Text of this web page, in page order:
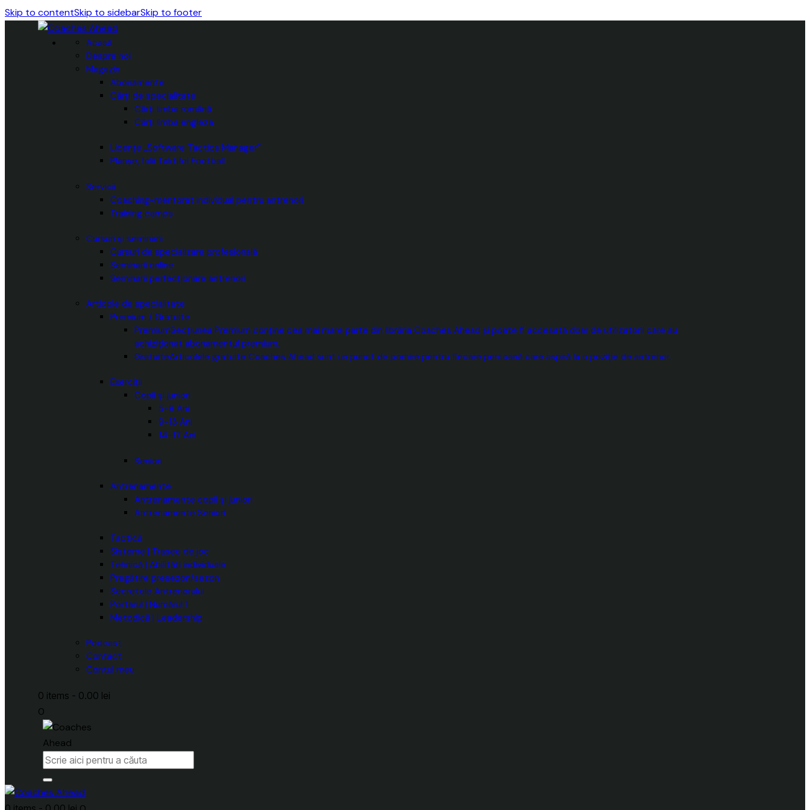
Skip to contentSkip to sidebarSkip to footer
Acasă
Despre noi
Magazin
Abonamente
Cărți de specialitate
Cărți limba română
Cărți limba engleza
Licențe „Software Tactics Manager”
Planșe, folii Taktifol Football
Servicii
Coaching-mentorat individual pentru antrenori
Training camps
Cursuri și seminarii
Cursuri de specializare profesională
Seminarii online
Seminarii perfecționare antrenori
Articole de specialitate
Premium / Gratuite
PremiumSecțiunea Premium conține cea mai mare parte din librăria Coaches Ahead și poate fi accesată doar de utilizatorii care au
achiziționat abonamentul premium.
GratuiteArticolele gratuite Coaches Ahead sunt un punct de pornire pentru fiecare persoană care aspiră la o poziție de antrenor.
Exerciții
Copii și juniori
5-8 Ani
9-13 Ani
14-17 Ani
Seniori
Antrenamente
Antrenamente copii și juniori
Antrenamente Seniori
Tactică
Sisteme | Trasee de joc
Tehnică | Abilități individuale
Pregătire presezon/sezon
Secretele Antrenorului
Portarul | Numărul 1
Metodică | Leadership
Podcast
Contact
Contul meu
0 items - 0.00 lei
0